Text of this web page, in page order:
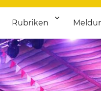
Kultur bis Sport, von
Rubriken